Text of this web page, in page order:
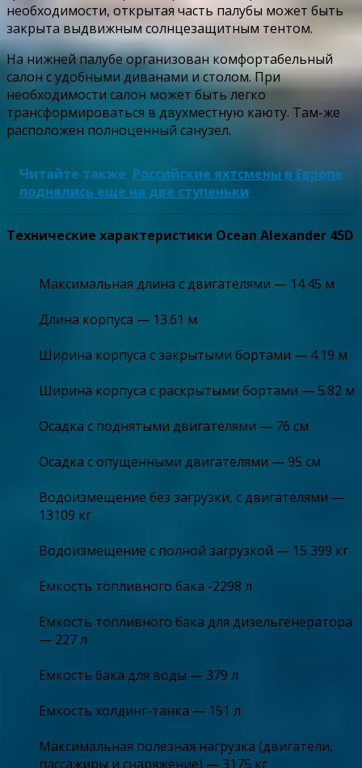
необходимости, открытая часть палубы может быть
закрыта выдвижным солнцезащитным тентом.
На нижней палубе организован комфортабельный
салон с удобными диванами и столом. При
необходимости салон может быть легко
трансформироваться в двухместную каюту. Там-же
расположен полноценный санузел.
Читайте также Российские яхтсмены в Европе
поднялись еще на две ступеньки
Технические характеристики Ocean Alexander 45D
Максимальная длина с двигателями — 14.45 м
Длина корпуса — 13.61 м
Ширина корпуса с закрытыми бортами — 4.19 м
Ширина корпуса с раскрытыми бортами — 5.82 м
Осадка с поднятыми двигателями — 76 см
Осадка с опущенными двигателями — 95 см
Водоизмещение без загрузки, с двигателями —
13109 кг
Водоизмещение с полной загрузкой — 15 399 кг
Емкость топливного бака -2298 л
Емкость топливного бака для дизельгенератора
— 227 л
Емкость бака для воды — 379 л
Емкость холдинг-танка — 151 л
Максимальная полезная нагрузка (двигатели,
пассажиры и снаряжение) — 3175 кг